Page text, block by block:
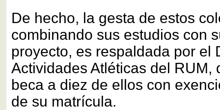
De hecho, la gesta de estos
combinando sus estudios con
proyecto, es respaldada por el
Actividades Atléticas del RUM,
beca a diez de ellos con
de su matrícula.